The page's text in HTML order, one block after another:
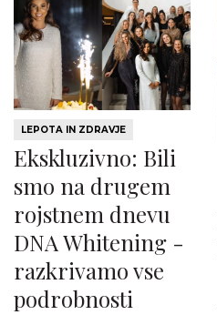
LEPOTA IN ZDRAVJE
Ekskluzivno: Bili
smo na drugem
rojstnem dnevu
DNA Whitening -
razkrivamo vse
podrobnosti